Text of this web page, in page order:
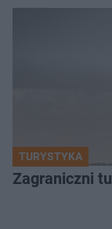
TURYSTYKA
Zagraniczni